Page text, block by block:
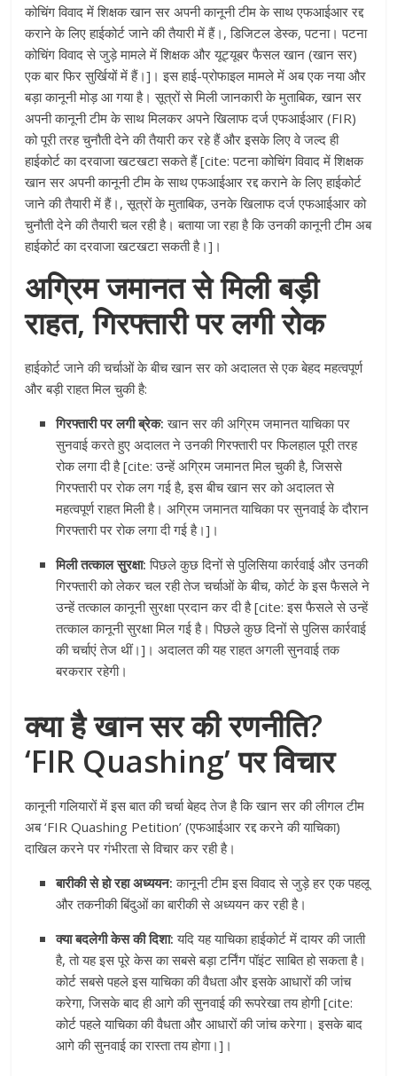
कोचिंग विवाद में शिक्षक खान सर अपनी कानूनी टीम के साथ एफआईआर रद्द
कराने के लिए हाईकोर्ट जाने की तैयारी में हैं।, डिजिटल डेस्क, पटना। पटना
कोचिंग विवाद से जुड़े मामले में शिक्षक और यूट्यूबर फैसल खान (खान सर)
एक बार फिर सुर्खियों में हैं।]। इस हाई-प्रोफाइल मामले में अब एक नया और
बड़ा कानूनी मोड़ आ गया है। सूत्रों से मिली जानकारी के मुताबिक, खान सर
अपनी कानूनी टीम के साथ मिलकर अपने खिलाफ दर्ज एफआईआर (FIR)
को पूरी तरह चुनौती देने की तैयारी कर रहे हैं और इसके लिए वे जल्द ही
हाईकोर्ट का दरवाजा खटखटा सकते हैं [cite: पटना कोचिंग विवाद में शिक्षक
खान सर अपनी कानूनी टीम के साथ एफआईआर रद्द कराने के लिए हाईकोर्ट
जाने की तैयारी में हैं।, सूत्रों के मुताबिक, उनके खिलाफ दर्ज एफआईआर को
चुनौती देने की तैयारी चल रही है। बताया जा रहा है कि उनकी कानूनी टीम अब
हाईकोर्ट का दरवाजा खटखटा सकती है।]।
अग्रिम जमानत से मिली बड़ी
राहत, गिरफ्तारी पर लगी रोक
हाईकोर्ट जाने की चर्चाओं के बीच खान सर को अदालत से एक बेहद महत्वपूर्ण
और बड़ी राहत मिल चुकी है:
गिरफ्तारी पर लगी ब्रेक: खान सर की अग्रिम जमानत याचिका पर
सुनवाई करते हुए अदालत ने उनकी गिरफ्तारी पर फिलहाल पूरी तरह
रोक लगा दी है [cite: उन्हें अग्रिम जमानत मिल चुकी है, जिससे
गिरफ्तारी पर रोक लग गई है, इस बीच खान सर को अदालत से
महत्वपूर्ण राहत मिली है। अग्रिम जमानत याचिका पर सुनवाई के दौरान
गिरफ्तारी पर रोक लगा दी गई है।]।
मिली तत्काल सुरक्षा: पिछले कुछ दिनों से पुलिसिया कार्रवाई और उनकी
गिरफ्तारी को लेकर चल रही तेज चर्चाओं के बीच, कोर्ट के इस फैसले ने
उन्हें तत्काल कानूनी सुरक्षा प्रदान कर दी है [cite: इस फैसले से उन्हें
तत्काल कानूनी सुरक्षा मिल गई है। पिछले कुछ दिनों से पुलिस कार्रवाई
की चर्चाएं तेज थीं।]। अदालत की यह राहत अगली सुनवाई तक
बरकरार रहेगी।
क्या है खान सर की रणनीति?
‘FIR Quashing’ पर विचार
कानूनी गलियारों में इस बात की चर्चा बेहद तेज है कि खान सर की लीगल टीम
अब ‘FIR Quashing Petition’ (एफआईआर रद्द करने की याचिका)
दाखिल करने पर गंभीरता से विचार कर रही है।
बारीकी से हो रहा अध्ययन: कानूनी टीम इस विवाद से जुड़े हर एक पहलू
और तकनीकी बिंदुओं का बारीकी से अध्ययन कर रही है।
क्या बदलेगी केस की दिशा: यदि यह याचिका हाईकोर्ट में दायर की जाती
है, तो यह इस पूरे केस का सबसे बड़ा टर्निंग पॉइंट साबित हो सकता है।
कोर्ट सबसे पहले इस याचिका की वैधता और इसके आधारों की जांच
करेगा, जिसके बाद ही आगे की सुनवाई की रूपरेखा तय होगी [cite:
कोर्ट पहले याचिका की वैधता और आधारों की जांच करेगा। इसके बाद
आगे की सुनवाई का रास्ता तय होगा।]।